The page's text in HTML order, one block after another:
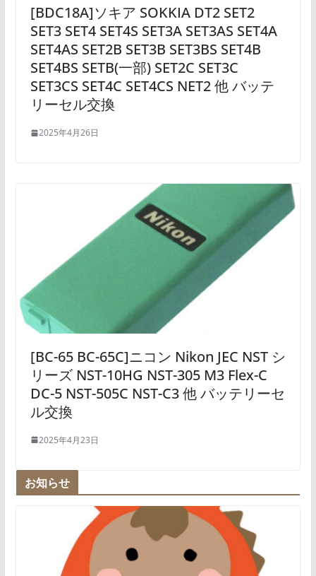
[BDC18A]ソキア SOKKIA DT2 SET2
SET3 SET4 SET4S SET3A SET3AS SET4A
SET4AS SET2B SET3B SET3BS SET4B
SET4BS SETB(一部) SET2C SET3C
SET3CS SET4C SET4CS NET2 他 バッテ
リーセル交換
2025年4月26日
[BC-65 BC-65C]ニコン Nikon JEC NST シ
リーズ NST-10HG NST-305 M3 Flex-C
DC-5 NST-505C NST-C3 他 バッテリーセ
ル交換
2025年4月23日
お知らせ